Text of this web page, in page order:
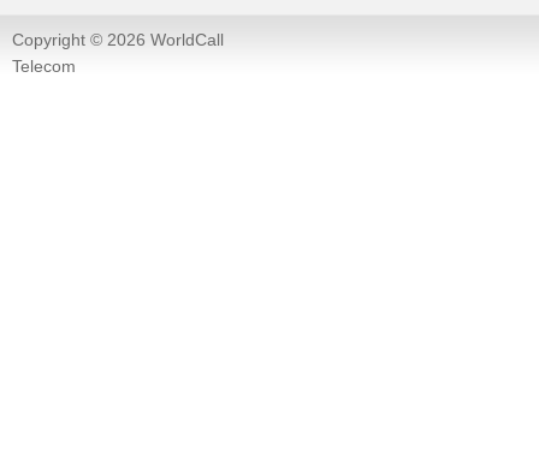
Copyright © 2026 WorldCall
Telecom